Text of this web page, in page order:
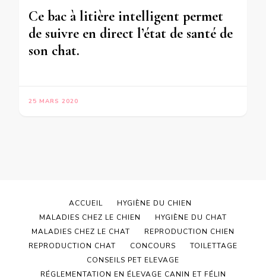
Ce bac à litière intelligent permet
de suivre en direct l’état de santé de
son chat.
25 MARS 2020
ACCUEIL
HYGIÈNE DU CHIEN
MALADIES CHEZ LE CHIEN
HYGIÈNE DU CHAT
MALADIES CHEZ LE CHAT
REPRODUCTION CHIEN
REPRODUCTION CHAT
CONCOURS
TOILETTAGE
CONSEILS PET ELEVAGE
RÉGLEMENTATION EN ÉLEVAGE CANIN ET FÉLIN